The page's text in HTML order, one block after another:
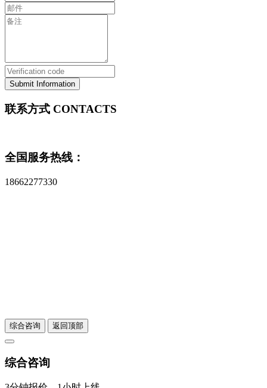
Submit Information
联系方式 CONTACTS
全国服务热线：
18662277330
综合咨询 返回顶部
综合咨询